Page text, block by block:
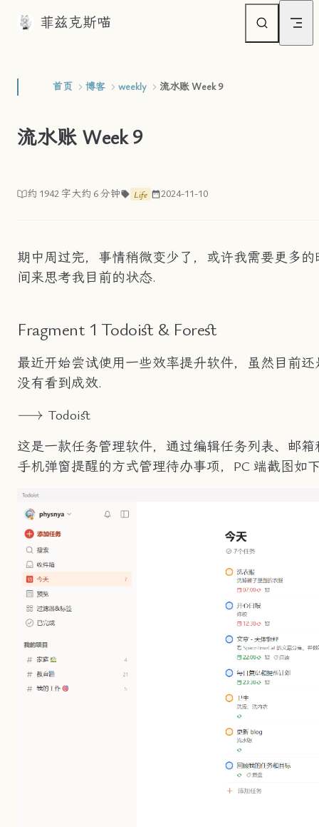
Skip to content
菲兹克斯喵
首页 博客 weekly 流水账 Week 9
流水账 Week 9
约 1942 字大约 6 分钟 Life 2024-11-10
期中周过完，事情稍微变少了，或许我需要更多的
间来思考我目前的状态.
Fragment 1 Todoist & Forest
最近开始尝试使用一些效率提升软件，虽然目前还
没有看到成效.
\longrightarrow
⟶ Todoist
这是一款任务管理软件，通过编辑任务列表、邮箱
手机弹窗提醒的方式管理待办事项，PC 端截图如